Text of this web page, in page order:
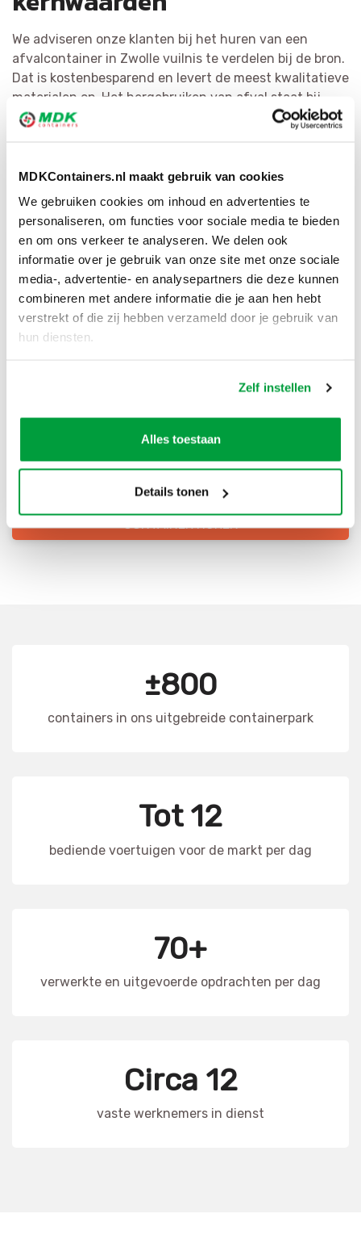
MDKContainers.nl maakt gebruik van cookies
We gebruiken cookies om inhoud en advertenties te
personaliseren, om functies voor sociale media te bieden
en om ons verkeer te analyseren. We delen ook
informatie over je gebruik van onze site met onze sociale
media-, advertentie- en analysepartners die deze kunnen
combineren met andere informatie die je aan hen hebt
verstrekt of die zij hebben verzameld door je gebruik van
hun diensten.
Zelf instellen
Alles toestaan
Details tonen
We adviseren onze klanten bij het huren van een
afvalcontainer in Zwolle vuilnis te verdelen bij de bron.
Dat is kostenbesparend en levert de meest kwalitatieve
materialen op. Het hergebruiken van afval staat bij
MDK Containers voorop. We scheiden afval zo
ons uitgebreide netwerk hebben wij voor elke
afvalsoort de juiste bestemming.
Bestel direct je container
Snelle levering
Goede kwaliteit
CONTAINER HUREN
±800
containers in ons uitgebreide containerpark
Tot 12
bediende voertuigen voor de markt per dag
70+
verwerkte en uitgevoerde opdrachten per dag
Circa 12
vaste werknemers in dienst